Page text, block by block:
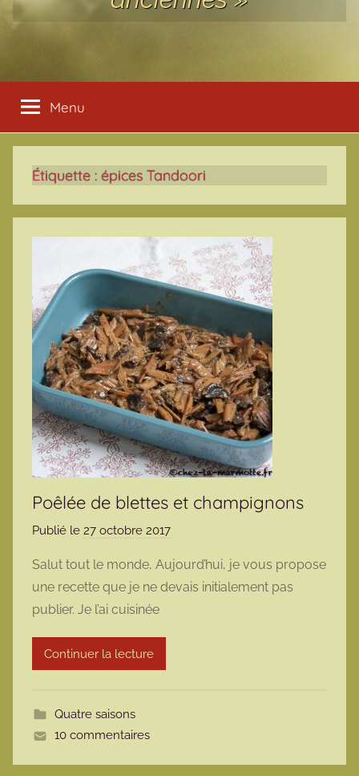
Menu
Étiquette : épices Tandoori
Poêlée de blettes et champignons
Publié le 27 octobre 2017
r
m
Salut tout le monde, Aujourd’hui, je vous propose
une recette que je ne devais initialement pas
publier. Je l’ai cuisinée
Continuer la lecture
Quatre saisons
10 commentaires